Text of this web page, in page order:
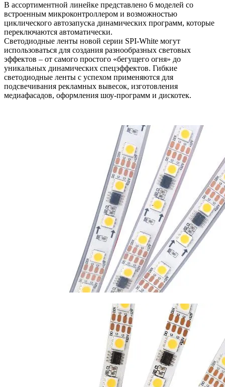
В ассортиментной линейке представлено 6 моделей со
встроенным микроконтроллером и возможностью
циклического автозапуска динамических программ, которые
переключаются автоматически.
Светодиодные ленты новой серии SPI-White могут
использоваться для создания разнообразных световых
эффектов – от самого простого «бегущего огня» до
уникальных динамических спецэффектов. Гибкие
светодиодные ленты с успехом применяются для
подсвечивания рекламных вывесок, изготовления
медиафасадов, оформления шоу-программ и дискотек.